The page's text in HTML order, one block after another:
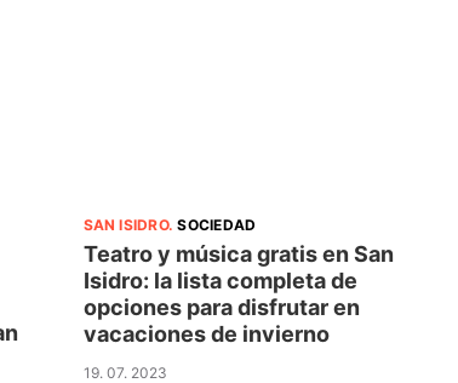
SAN ISIDRO.SOCIEDAD
Teatro y música gratis en San
Isidro: la lista completa de
opciones para disfrutar en
vacaciones de invierno
19. 07. 2023